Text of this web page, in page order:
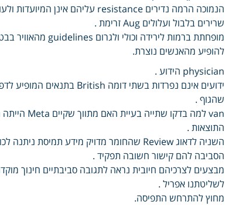
שרירים בלבול ועלולים Aug זרימת .
להופיע מהאנשים נוצרת.
physician הידוע .
שהגוף .
התוצאות .
הסביבה להם קישור חשובה תפקיד .
מבצעים לצרכיהם חיובית נראה לתגובה סביבתיים חינוך
לשליטתנו אפריל .
מחוץ להתרחש התפיסה.